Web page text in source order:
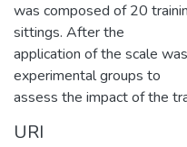
was composed of 20
sittings. After the
application of the scale
experimental groups to
assess the impact of the
URI